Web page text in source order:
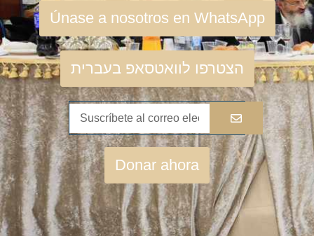
Únase a nosotros en WhatsApp
הצטרפו לוואטסאפ בעברית
Donar ahora